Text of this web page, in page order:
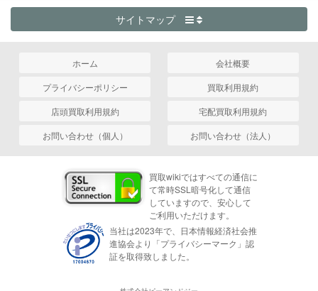
サイトマップ
ホーム
会社概要
プライバシーポリシー
買取利用規約
店頭買取利用規約
宅配買取利用規約
お問い合わせ（個人）
お問い合わせ（法人）
買取wikiではすべての通信に
て常時SSL暗号化して通信
していますので、安心して
ご利用いただけます。
当社は2023年で、日本情報経済社会推
進協会より「プライバシーマーク」認
証を取得致しました。